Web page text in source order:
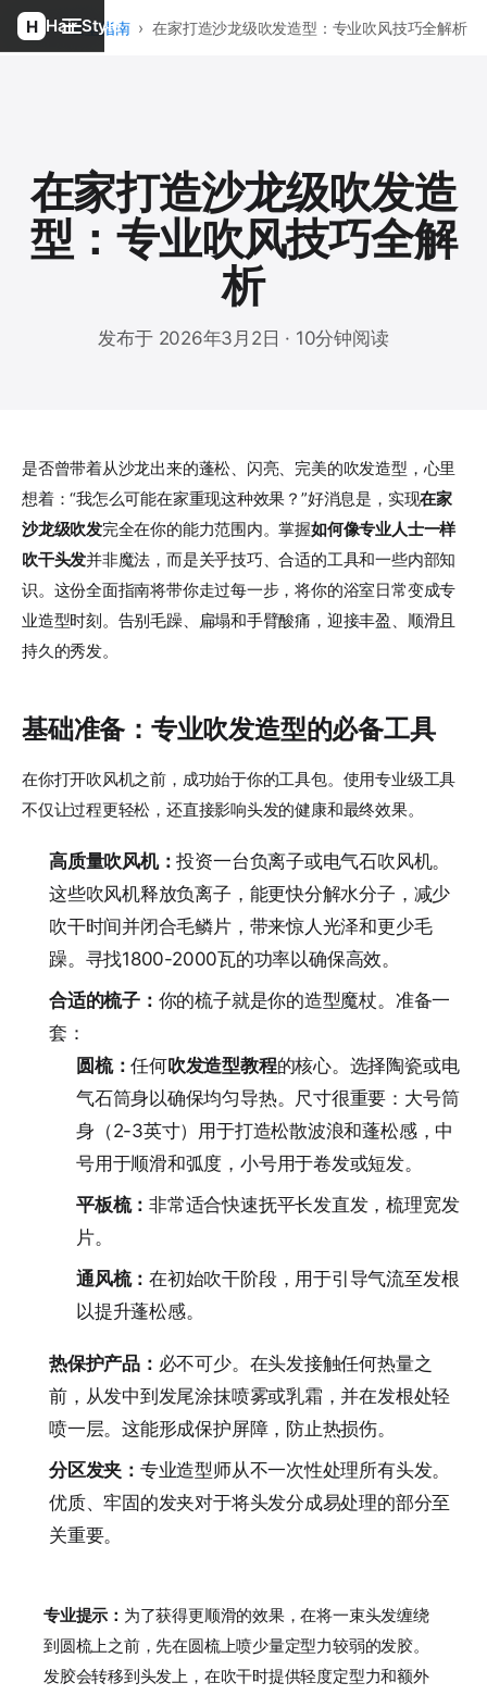
Hair Style
首页 › 发型指南 › 在家打造沙龙级吹发造型：专业吹风技巧全解析
在家打造沙龙级吹发造
型：专业吹风技巧全解
析
发布于 2026年3月2日 · 10分钟阅读
是否曾带着从沙龙出来的蓬松、闪亮、完美的吹发造型，心里
想着：“我怎么可能在家重现这种效果？”好消息是，实现在家
沙龙级吹发完全在你的能力范围内。掌握如何像专业人士一样
吹干头发并非魔法，而是关乎技巧、合适的工具和一些内部知
识。这份全面指南将带你走过每一步，将你的浴室日常变成专
业造型时刻。告别毛躁、扁塌和手臂酸痛，迎接丰盈、顺滑且
持久的秀发。
基础准备：专业吹发造型的必备工具
在你打开吹风机之前，成功始于你的工具包。使用专业级工具
不仅让过程更轻松，还直接影响头发的健康和最终效果。
高质量吹风机：投资一台负离子或电气石吹风机。
这些吹风机释放负离子，能更快分解水分子，减少
吹干时间并闭合毛鳞片，带来惊人光泽和更少毛
躁。寻找1800-2000瓦的功率以确保高效。
合适的梳子： 你的梳子就是你的造型魔杖。准备一
套：
圆梳：任何吹发造型教程的核心。选择陶瓷或电
气石筒身以确保均匀导热。尺寸很重要：大号筒
身（2-3英寸）用于打造松散波浪和蓬松感，中
号用于顺滑和弧度，小号用于卷发或短发。
平板梳：非常适合快速抚平长发直发，梳理宽发
片。
通风梳：在初始吹干阶段，用于引导气流至发根
以提升蓬松感。
热保护产品： 必不可少。在头发接触任何热量之
前，从发中到发尾涂抹喷雾或乳霜，并在发根处轻
喷一层。这能形成保护屏障，防止热损伤。
分区发夹： 专业造型师从不一次性处理所有头发。
优质、牢固的发夹对于将头发分成易处理的部分至
关重要。
专业提示： 为了获得更顺滑的效果，在将一束头发缠绕
到圆梳上之前，先在圆梳上喷少量定型力较弱的发胶。
发胶会转移到头发上，在吹干时提供轻度定型力和额外